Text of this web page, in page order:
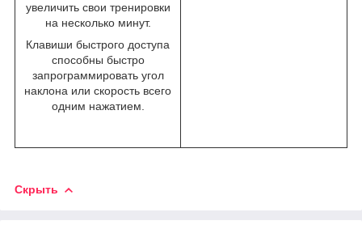
увеличить свои тренировки
на несколько минут.
Клавиши быстрого доступа
способны быстро
запрограммировать угол
наклона или скорость всего
одним нажатием.
Скрыть